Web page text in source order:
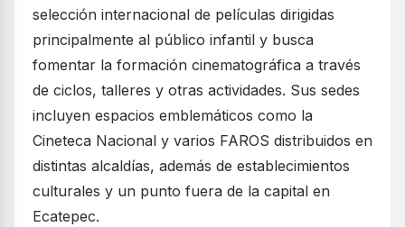
selección internacional de películas dirigidas
principalmente al público infantil y busca
fomentar la formación cinematográfica a través
de ciclos, talleres y otras actividades. Sus sedes
incluyen espacios emblemáticos como la
Cineteca Nacional y varios FAROS distribuidos en
distintas alcaldías, además de establecimientos
culturales y un punto fuera de la capital en
Ecatepec.